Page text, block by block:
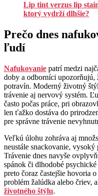
Lip tint verzus lip
ktorý vydrží dlhšie?
Prečo dnes
ľudí
Nafukovanie patrí medzi
doby a odborníci upozorňujú,
potravín. Moderný životný
trávenie aj nervový systém.
často počas práce, pri
len ťažko dostáva do
pre správne trávenie
Veľkú úlohu zohráva aj
neustále snackovanie,
Trávenie dnes navyše
spánok či dlhodobé
preto čoraz častejšie hovoria
problém žalúdka alebo čriev,
životného štýlu.